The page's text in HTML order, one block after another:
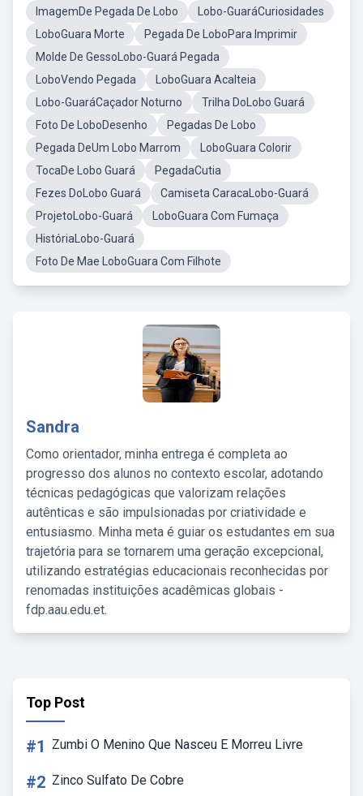
ImagemDe Pegada De Lobo
Lobo-GuaráCuriosidades
LoboGuara Morte
Pegada De LoboPara Imprimir
Molde De GessoLobo-Guará Pegada
LoboVendo Pegada
LoboGuara Acalteia
Lobo-GuaráCaçador Noturno
Trilha DoLobo Guará
Foto De LoboDesenho
Pegadas De Lobo
Pegada DeUm Lobo Marrom
LoboGuara Colorir
TocaDe Lobo Guará
PegadaCutia
Fezes DoLobo Guará
Camiseta CaracaLobo-Guará
ProjetoLobo-Guará
LoboGuara Com Fumaça
HistóriaLobo-Guará
Foto De Mae LoboGuara Com Filhote
Sandra
Como orientador, minha entrega é completa ao
progresso dos alunos no contexto escolar, adotando
técnicas pedagógicas que valorizam relações
autênticas e são impulsionadas por criatividade e
entusiasmo. Minha meta é guiar os estudantes em sua
trajetória para se tornarem uma geração excepcional,
utilizando estratégias educacionais reconhecidas por
renomadas instituições acadêmicas globais -
fdp.aau.edu.et.
Top Post
#1 Zumbi O Menino Que Nasceu E Morreu Livre
#2 Zinco Sulfato De Cobre